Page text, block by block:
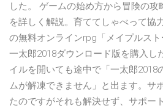
した。 ゲームの始め方から冒険の
を詳しく解説。育ててしゃべって協
の無料オンラインrpg「メイプルスト
一太郎2018ダウンロード版を購入し
イルを開いても途中で「一太郎2018
ムが解凍できません」と出ます。サ
たのですがそれも解決せず、サポー